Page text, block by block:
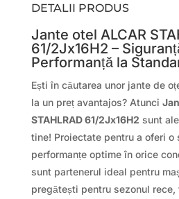
DETALII PRODUS
Jante otel ALCAR
61/2Jx16H2 –
Performanță la
Ești în căutarea unor jante de
la un preț avantajos? Atunci
STAHLRAD 61/2Jx16H2 sunt
tine! Proiectate pentru a oferi o
performanțe optime în orice
sunt partenerul ideal pentru
pregătești pentru sezonul